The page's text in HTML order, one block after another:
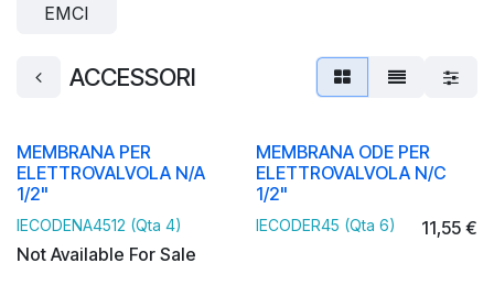
EMCI
ACCESSORI
MEMBRANA PER
ELETTROVALVOLA N/A
1/2"
IECODENA4512 (Qta 4)
Not Available For Sale
MEMBRANA ODE PER
ELETTROVALVOLA N/C
1/2"
IECODER45 (Qta 6) 11,55€